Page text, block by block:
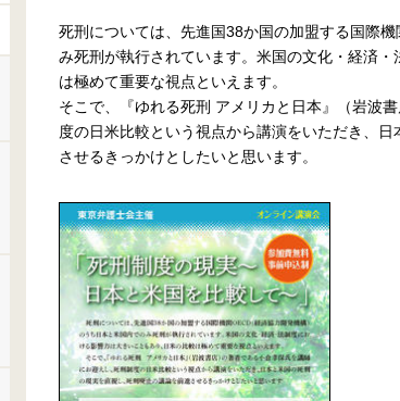
死刑については、先進国38か国の加盟する国際
み死刑が執行されています。米国の文化・経済
は極めて重要な視点といえます。
そこで、『ゆれる死刑 アメリカと日本』（岩波
度の日米比較という視点から講演をいただき、
させるきっかけとしたいと思います。